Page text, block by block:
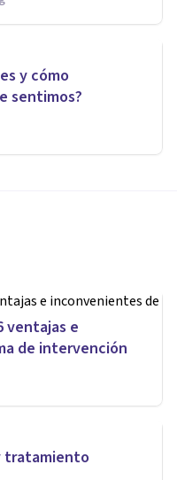
y cómo
sentimos?
ventajas e
de intervención
tratamiento